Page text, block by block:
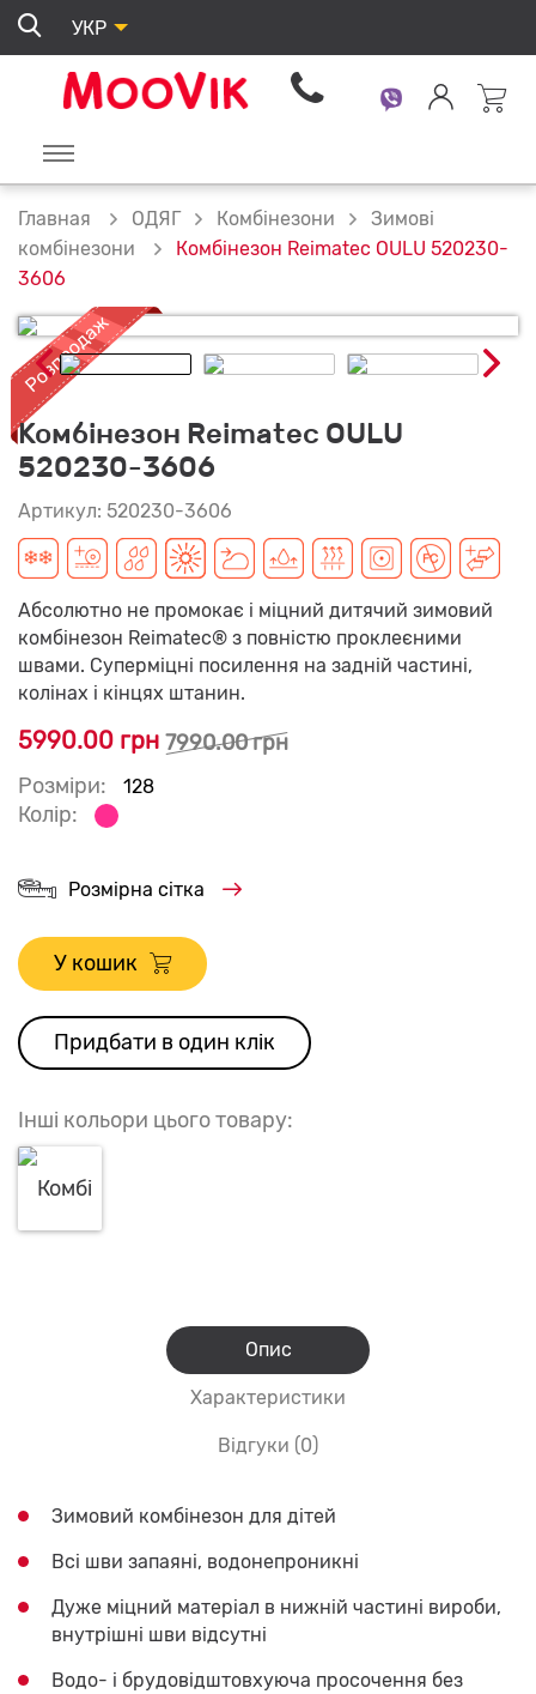
УКР
Главная ОДЯГ Комбінезони
Зимові
комбінезони
Комбінезон Reimatec OULU 520230-
3606
Комбінезон Reimatec OULU
520230-3606
Артикул: 520230-3606
Абсолютно не промокає і міцний дитячий зимовий
комбінезон Reimatec® з повністю проклеєними
швами. Суперміцні посилення на задній частині,
колінах і кінцях штанин.
5990.00 грн 7990.00 грн
Розміри:
128
Колір:
Розмірна сітка
У кошик
Придбати в один клік
Інші кольори цього товару:
Опис
Характеристики
Відгуки (0)
Зимовий комбінезон для дітей
Всі шви запаяні, водонепроникні
Дуже міцний матеріал в нижній частині вироби,
внутрішні шви відсутні
Водо- і брудовідштовхуюча просочення без